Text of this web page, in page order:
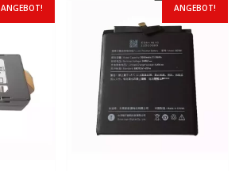
ANGEBOT! ANGEBOT!